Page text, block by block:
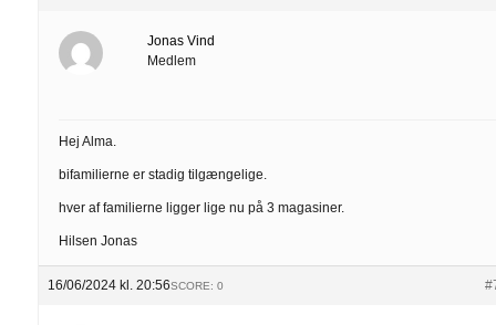
Jonas Vind
Medlem
Hej Alma.
bifamilierne er stadig tilgængelige.
hver af familierne ligger lige nu på 3 magasiner.
Hilsen Jonas
16/06/2024 kl. 20:56SCORE: 0